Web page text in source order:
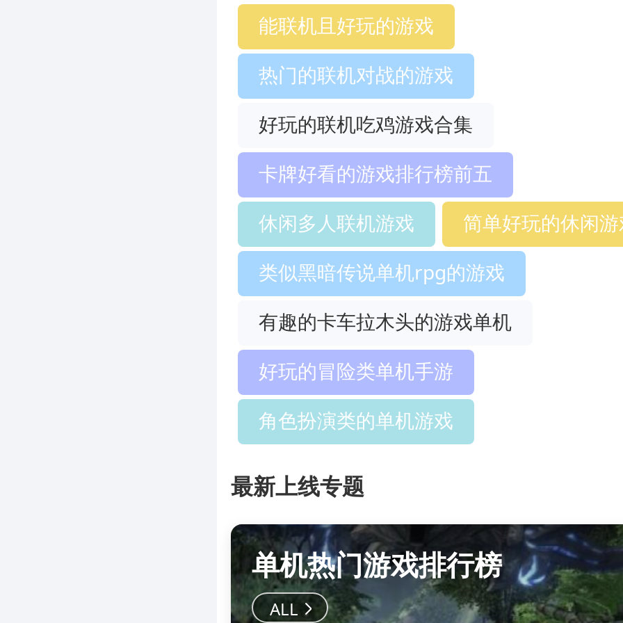
能联机且好玩的游戏
热门的联机对战的游戏
好玩的联机吃鸡游戏合集
卡牌好看的游戏排行榜前五
休闲多人联机游戏
简单好玩的休闲
类似黑暗传说单机rpg的游戏
有趣的卡车拉木头的游戏单机
好玩的冒险类单机手游
角色扮演类的单机游戏
最新上线专题
单机热门游戏排行榜